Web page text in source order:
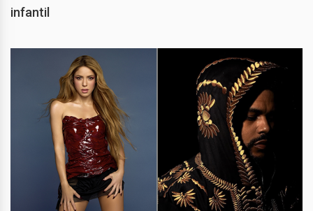
infantil